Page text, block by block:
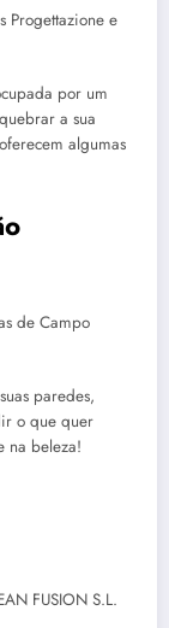
Progettazione e
por um
a sua
algumas
de Campo
paredes,
o que quer
na beleza!
FUSION S.L.